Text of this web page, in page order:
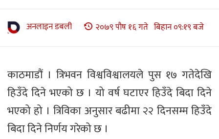
अनलाइन डबली २०७९ पौष १६ गते बिहान ०९:१९ बजे
काठमाडौं । त्रिभवन विश्वविश्वालयले पुस १७ गतेदेखि
हिउँदे दिने भएको छ । यो वर्ष घटाएर हिउँदे बिदा दिने
भएको हो । त्रिविका अनुसार बढीमा २२ दिनसम्म हिउँदे
बिदा दिने निर्णय गरेको छ ।